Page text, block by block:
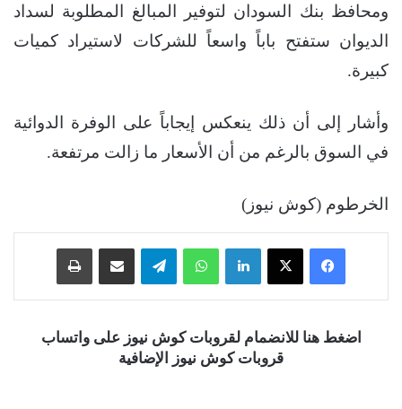
ومحافظ بنك السودان لتوفير المبالغ المطلوبة لسداد
الديوان ستفتح باباً واسعاً للشركات لاستيراد كميات
كبيرة.
وأشار إلى أن ذلك ينعكس إيجاباً على الوفرة الدوائية
في السوق بالرغم من أن الأسعار ما زالت مرتفعة.
الخرطوم (كوش نيوز)
فيسبوك ‫X لينكدإن واتساب تيلقرام
اضغط هنا للانضمام لقروبات كوش نيوز على واتساب
قروبات كوش نيوز الإضافية